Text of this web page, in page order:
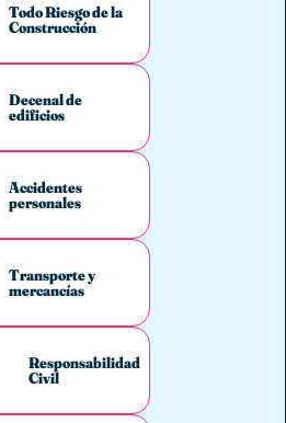
Todo Riesgo de la
Construcción
Decenal de
edificios
Accidentes
personales
Transporte y
mercancías
Responsabilidad
Civil